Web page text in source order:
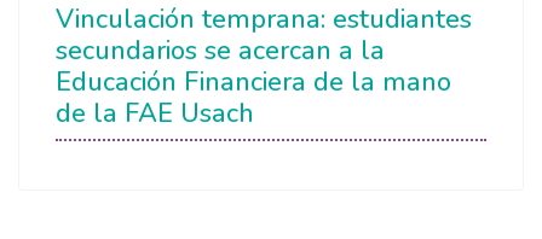
Vinculación temprana: estudiantes
secundarios se acercan a la
Educación Financiera de la mano
de la FAE Usach